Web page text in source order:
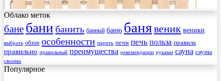
Облако меток
бане бани банить банный баню банявеник веники
выбрать обзор особенности парить печи печь польза правила
правильно правильный преимущества рекомендации руками сауна сауны
своими
Популярное